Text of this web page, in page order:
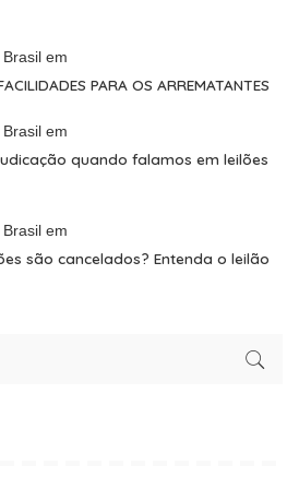
em
PARA OS ARREMATANTES
em
quando falamos em leilões
em
são cancelados? Entenda o leilão